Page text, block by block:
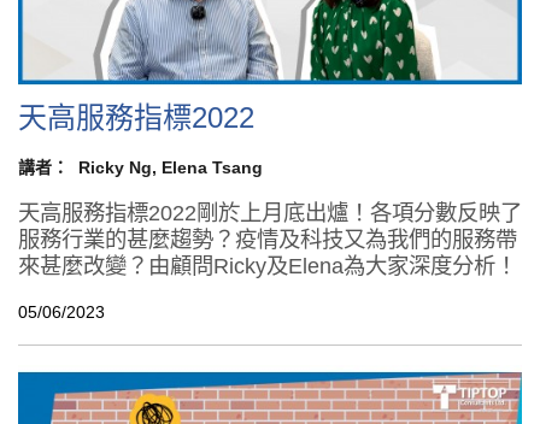
天高服務指標2022
講者： Ricky Ng Elena Tsang
天高服務指標2022剛於上月底出爐！各項分數反映了
服務行業的甚麼趨勢？疫情及科技又為我們的服務帶
來甚麼改變？由顧問Ricky及Elena為大家深度分析！
05/06/2023